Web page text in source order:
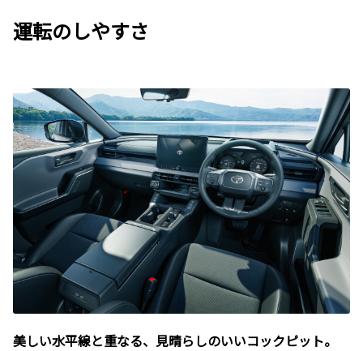
運転のしやすさ
美しい水平線と重なる、見晴らしのいいコックピット。